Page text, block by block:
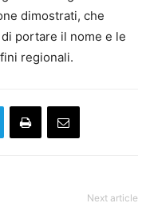
dimostrati, che
portare il nome e le
regionali.
Next article